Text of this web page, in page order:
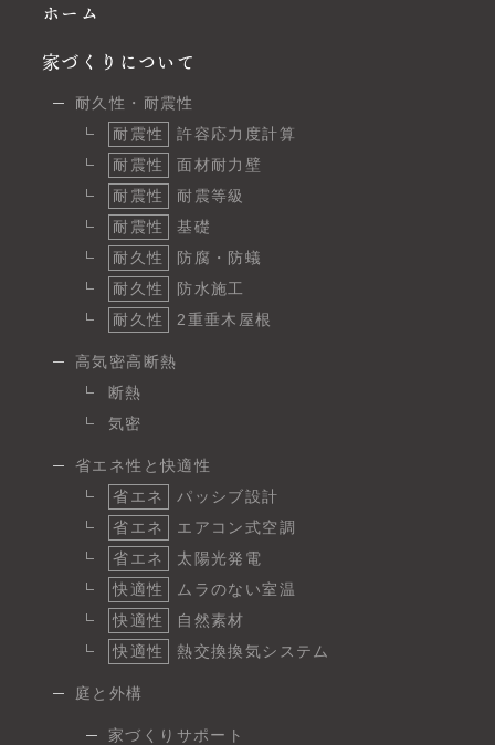
ホーム
家づくりについて
耐久性・耐震性
耐震性
許容応力度計算
耐震性
面材耐力壁
耐震性
耐震等級
耐震性
基礎
耐久性
防腐・防蟻
耐久性
防水施工
耐久性
2重垂木屋根
高気密高断熱
断熱
気密
省エネ性と快適性
省エネ
パッシブ設計
省エネ
エアコン式空調
省エネ
太陽光発電
快適性
ムラのない室温
快適性
自然素材
快適性
熱交換換気システム
庭と外構
家づくりサポート